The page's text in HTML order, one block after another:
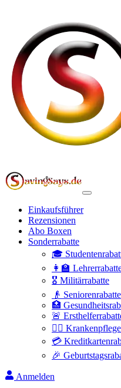
Einkaufsführer
Rezensionen
Abo Boxen
Sonderrabatte
🎓
👩‍🏫
🎖️ Militärrabatte
👴 Seniorenrabatte
🏥
🚨
👩‍⚕️
💳
🎉
Anmelden